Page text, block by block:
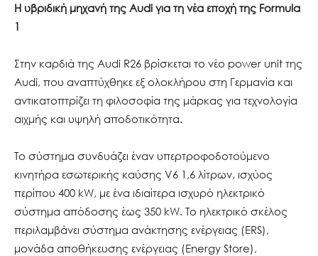
Η υβριδική μηχανή της Audi για τη νέα εποχή της Formula
1
Στην καρδιά της Audi R26 βρίσκεται το νέο power unit της
Audi, που αναπτύχθηκε εξ ολοκλήρου στη Γερμανία και
αντικατοπτρίζει τη φιλοσοφία της μάρκας για τεχνολογία
αιχμής και υψηλή αποδοτικότητα.
Το σύστημα συνδυάζει έναν υπερτροφοδοτούμενο
κινητήρα εσωτερικής καύσης V6 1,6 λίτρων, ισχύος
περίπου 400 kW, με ένα ιδιαίτερα ισχυρό ηλεκτρικό
σύστημα απόδοσης έως 350 kW. Το ηλεκτρικό σκέλος
περιλαμβάνει σύστημα ανάκτησης ενέργειας (ERS),
μονάδα αποθήκευσης ενέργειας (Energy Store),